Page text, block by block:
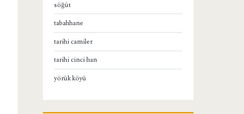
söğüt
tabahhane
tarihi camiler
tarihi cinci han
yörük köyü